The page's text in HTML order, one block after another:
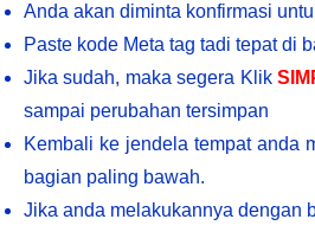
Anda akan diminta konfirmasi
Paste kode Meta tag tadi tepat di
Jika sudah, maka segera Klik
sampai perubahan tersimpan
Kembali ke jendela tempat anda
bagian paling bawah.
Jika anda melakukannya dengan